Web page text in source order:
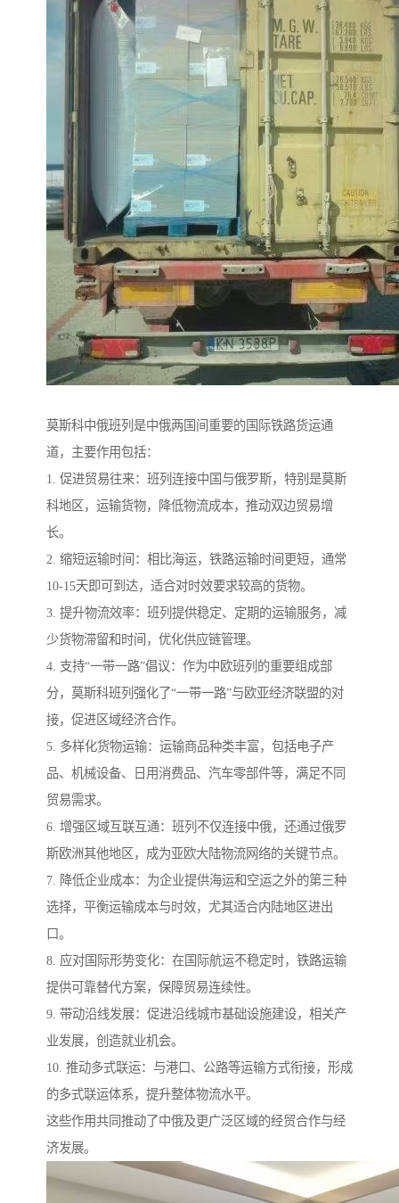
莫斯科中俄班列是中俄两国间重要的国际铁路货运通
道，主要作用包括：
1. 促进贸易往来：班列连接中国与俄罗斯，特别是莫斯
科地区，运输货物，降低物流成本，推动双边贸易增
长。
2. 缩短运输时间：相比海运，铁路运输时间更短，通常
10-15天即可到达，适合对时效要求较高的货物。
3. 提升物流效率：班列提供稳定、定期的运输服务，减
少货物滞留和时间，优化供应链管理。
4. 支持“一带一路”倡议：作为中欧班列的重要组成部
分，莫斯科班列强化了“一带一路”与欧亚经济联盟的对
接，促进区域经济合作。
5. 多样化货物运输：运输商品种类丰富，包括电子产
品、机械设备、日用消费品、汽车零部件等，满足不同
贸易需求。
6. 增强区域互联互通：班列不仅连接中俄，还通过俄罗
斯欧洲其他地区，成为亚欧大陆物流网络的关键节点。
7. 降低企业成本：为企业提供海运和空运之外的第三种
选择，平衡运输成本与时效，尤其适合内陆地区进出
口。
8. 应对国际形势变化：在国际航运不稳定时，铁路运输
提供可靠替代方案，保障贸易连续性。
9. 带动沿线发展：促进沿线城市基础设施建设，相关产
业发展，创造就业机会。
10. 推动多式联运：与港口、公路等运输方式衔接，形成
的多式联运体系，提升整体物流水平。
这些作用共同推动了中俄及更广泛区域的经贸合作与经
济发展。